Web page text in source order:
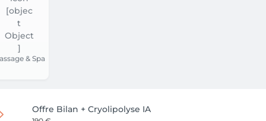
et le confort de chacune, merci de respecter l’heure de
& Spa
Offre Bilan + Cryolipolyse IA